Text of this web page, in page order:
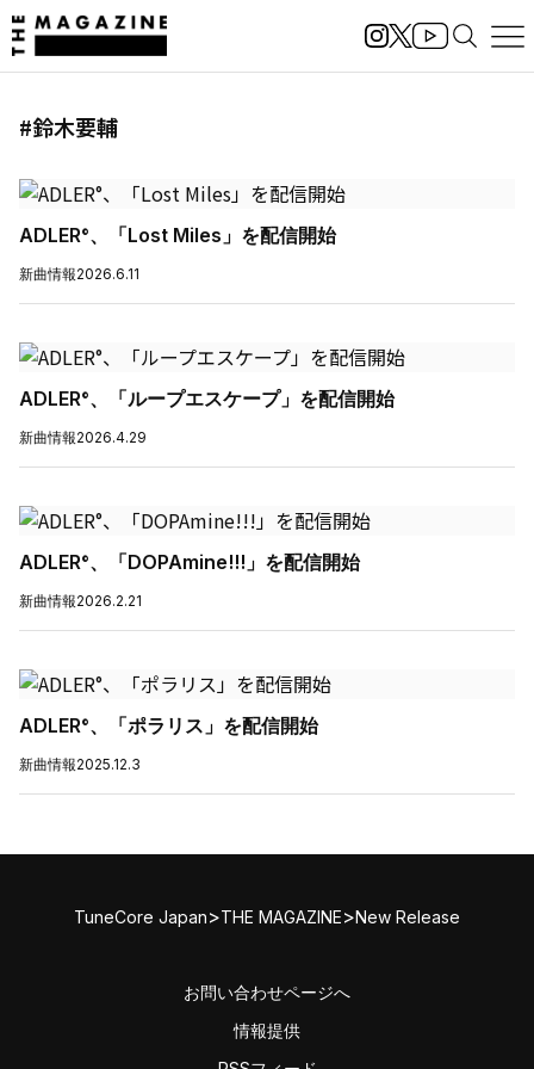
#鈴木要輔
ADLER°、「Lost Miles」を配信開始
新曲情報2026.6.11
ADLER°、「ループエスケープ」を配信開始
新曲情報2026.4.29
ADLER°、「DOPAmine!!!」を配信開始
新曲情報2026.2.21
ADLER°、「ポラリス」を配信開始
新曲情報2025.12.3
TuneCore Japan>THE MAGAZINE>New Release
お問い合わせページへ
情報提供